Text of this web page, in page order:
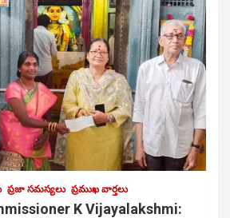
ప్రజా సమస్యలు ప్రముఖ వార్తలు
K Vijayalakshmi: